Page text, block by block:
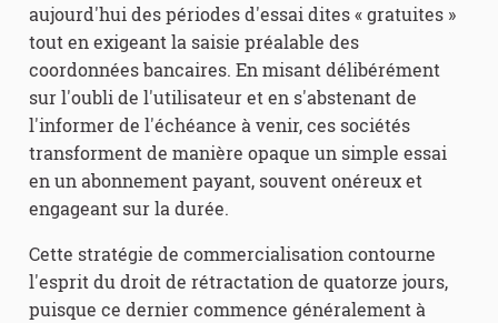
aujourd'hui des périodes d'essai dites « gratuites »
tout en exigeant la saisie préalable des
coordonnées bancaires. En misant délibérément
sur l'oubli de l'utilisateur et en s'abstenant de
l'informer de l'échéance à venir, ces sociétés
transforment de manière opaque un simple essai
en un abonnement payant, souvent onéreux et
engageant sur la durée.
Cette stratégie de commercialisation contourne
l'esprit du droit de rétractation de quatorze jours,
puisque ce dernier commence généralement à